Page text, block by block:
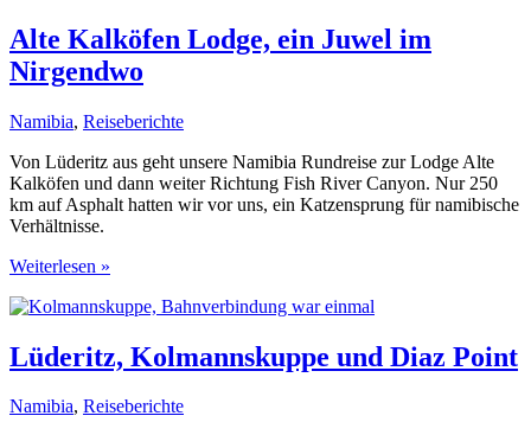
Alte Kalköfen Lodge, ein Juwel im
Nirgendwo
Namibia, Reiseberichte
Von Lüderitz aus geht unsere Namibia Rundreise zur Lodge Alte
Kalköfen und dann weiter Richtung Fish River Canyon. Nur 250
km auf Asphalt hatten wir vor uns, ein Katzensprung für namibische
Verhältnisse.
Alte
Lodge,
Juwel
im
Weiterlesen »
Lüderitz, Kolmannskuppe und Diaz Point
Namibia, Reiseberichte